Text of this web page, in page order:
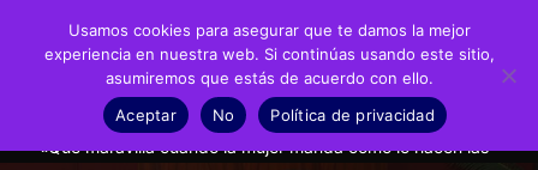
Noticias Familia Negrín
Mayor Zaragoza:
«Qué maravilla cuando la mujer manda como lo hacen las
Usamos cookies para asegurar que te damos la mejor
experiencia en nuestra web. Si continúas usando este sitio,
asumiremos que estás de acuerdo con ello.
Aceptar
No Política de privacidad
Fundación